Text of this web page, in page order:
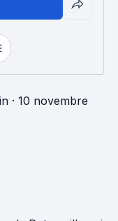
· 10 novembre